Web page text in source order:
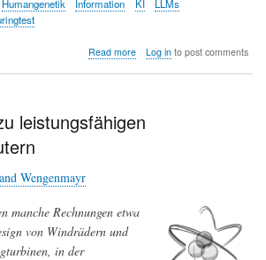
Humangenetik Information KI
LLMs
Read moreabout
Log into post comments
leistungsfähigen
Wengenmayr
manche Rechnungen etwa
von Windrädern und
in der